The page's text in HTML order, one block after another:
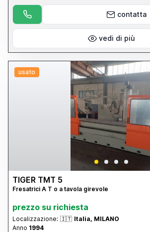
contatta
vedi di più
usato
TIGER TMT 5
Fresatrici A T o a tavola girevole
prezzo su richiesta
Localizzazione: 🇮🇹 Italia, MILANO
Anno 1994